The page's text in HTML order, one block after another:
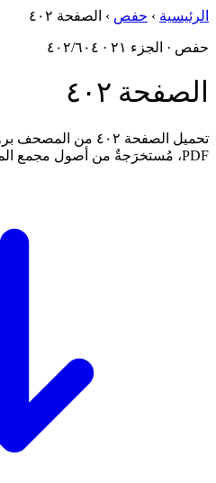
الرئيسية › حفص › الصفحة ٤٠٢
حفص · الجزء ٢١ · ٤٠٢/٦٠٤
الصفحة ٤٠٢
تحميل الصفحة ٤٠٢
PDF، مُستخرَجةٌ من أصول مجمع الملك فهد.